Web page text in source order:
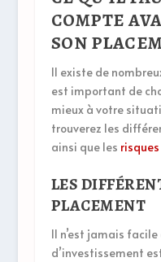
COMPTE
SON
Il existe de
est important de
mieux à votre
trouverez les
ainsi que les risques
LES
PLACEMENT
Il n’est jamais
d’investissement